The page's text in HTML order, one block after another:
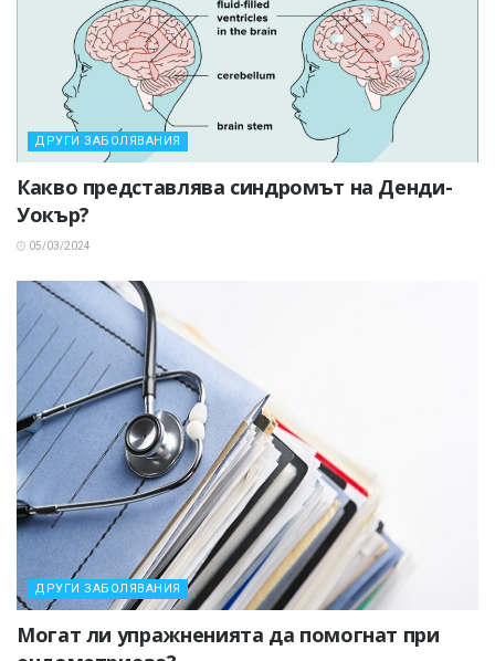
ДРУГИ ЗАБОЛЯВАНИЯ
Какво представлява синдромът на Денди-
Уокър?
05/03/2024
ДРУГИ ЗАБОЛЯВАНИЯ
Могат ли упражненията да помогнат при